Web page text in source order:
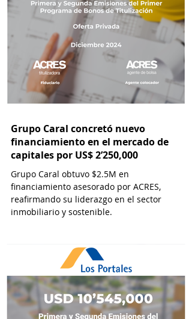
Grupo Caral concretó nuevo
financiamiento en el mercado de
capitales por US$ 2’250,000
Grupo Caral obtuvo $2.5M en
financiamiento asesorado por ACRES,
reafirmando su liderazgo en el sector
inmobiliario y sostenible.